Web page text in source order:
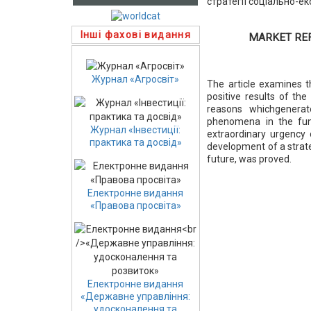
Інші фахові видання
Журнал «Агросвіт»
Журнал «Інвестиції:
практика та досвід»
Електронне видання
«Правова просвіта»
Електронне видання
«Державне управління:
MARKET
The article examines
positive results of
reasons
phenomena in the
extraordinary
development of a
future, was proved.